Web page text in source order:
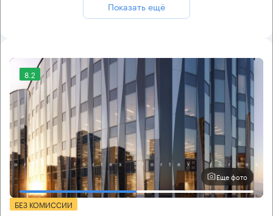
Показать ещё
8.2
Еще фото
БЕЗ КОМИССИИ